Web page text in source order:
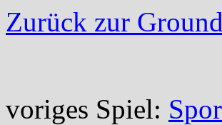
Zurück zur
voriges Spiel: